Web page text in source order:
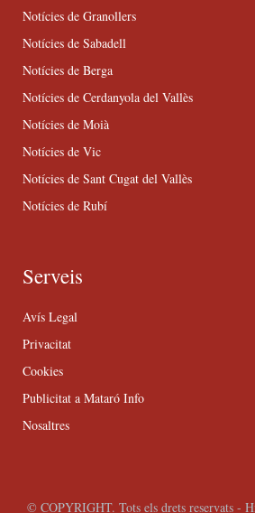
Notícies de Granollers
Notícies de Sabadell
Notícies de Berga
Notícies de Cerdanyola del Vallès
Notícies de Moià
Notícies de Vic
Notícies de Sant Cugat del Vallès
Notícies de Rubí
Serveis
Avís Legal
Privacitat
Cookies
Publicitat a Mataró Info
Nosaltres
© COPYRIGHT. Tots els drets reservats -